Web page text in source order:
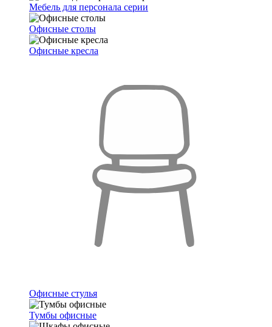
Мебель для персонала серии
Офисные столы
Офисные кресла
Офисные стулья
Тумбы офисные